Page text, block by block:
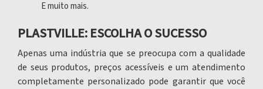
E muito mais.
PLASTVILLE: ESCOLHA O SUCESSO
Apenas uma indústria que se preocupa com a qualidade
de seus produtos, preços acessíveis e um atendimento
completamente personalizado pode garantir que você